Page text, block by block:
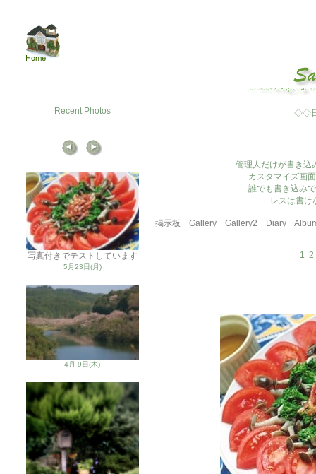
Recent Photos
写真付きでテストしています
5月23日(月)
4月 9日(木)
◇◇
管理人だけが書き込
カスタマイズ画
誰でも書き込み
レスは書け
掲示板 Gallery Gallery2 Diary
1 2